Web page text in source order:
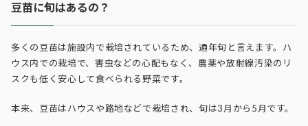
豆苗に旬はあるの？
多くの豆苗は施設内で栽培されているため、通年旬と言えます。ハ
ウス内での栽培で、害虫などの心配もなく、農薬や放射線汚染のリ
スクも低く安心して食べられる野菜です。
本来、豆苗はハウスや路地などで栽培され、旬は3月から5月です。